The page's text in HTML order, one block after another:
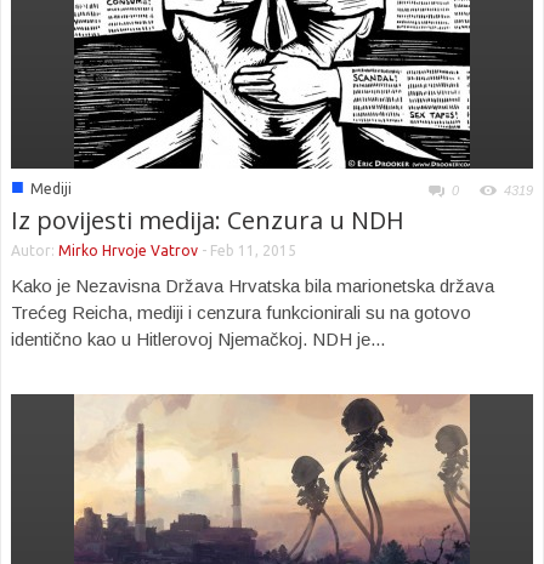
■ Mediji 0 4319
Iz povijesti medija: Cenzura u NDH
Autor: Mirko Hrvoje Vatrov - Feb 11, 2015
Kako je Nezavisna Država Hrvatska bila marionetska država
Trećeg Reicha, mediji i cenzura funkcionirali su na gotovo
identično kao u Hitlerovoj Njemačkoj. NDH je...